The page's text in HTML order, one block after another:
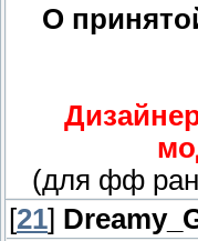
О
(для фф
[21]